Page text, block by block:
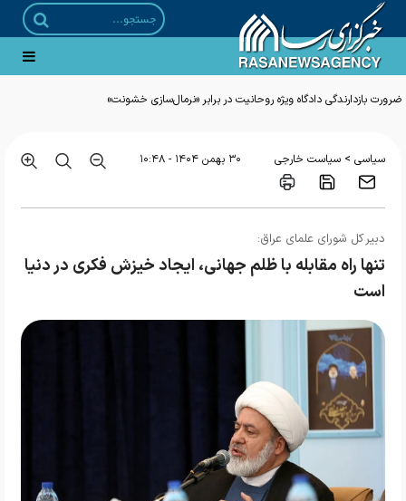
ضرورت بازدارندگی دادگاه ویژه روحانیت در برابر «نرمال‌سازی خشونت»
سیاسی > سیاست خارجی ۳۰ بهمن ۱۴۰۴ - ۱۰:۴۸
دبیر کل شورای علمای عراق:
تنها راه مقابله با ظلم جهانی، ایجاد خیزش فکری در دنیا
است